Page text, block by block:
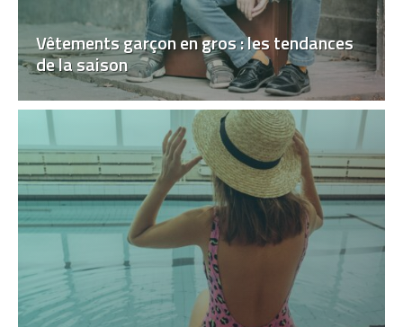
Vêtements garçon en gros : les tendances
de la saison